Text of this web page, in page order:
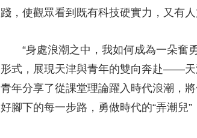
踐，使觀眾看到既有科技硬實力，又有
“身處浪潮之中，我如何成為一朵奮勇
形式，展現天津與青年的雙向奔赴——天
青年分享了從課堂理論躍入時代浪潮，
好腳下的每一步路，勇做時代的“弄潮兒”